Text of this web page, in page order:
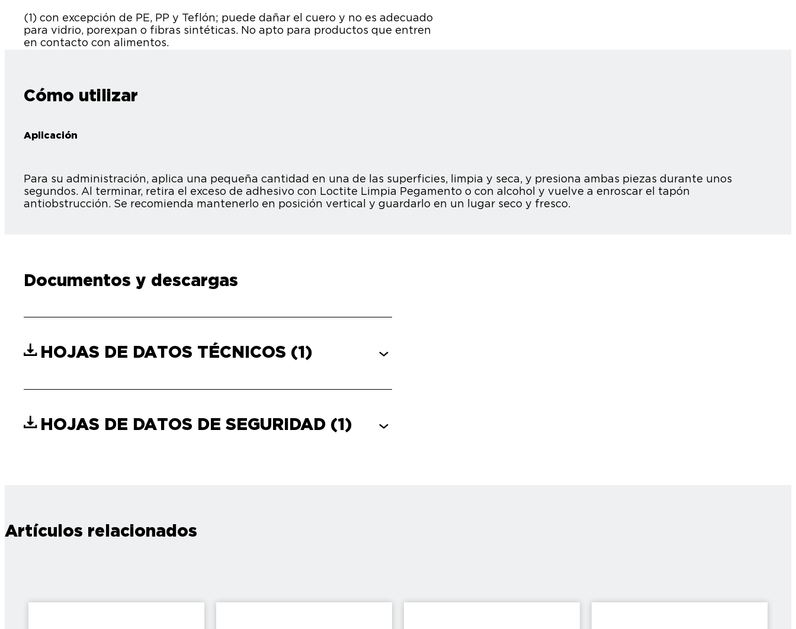
(1) con excepción de PE, PP y Teflón; puede dañar el cuero y no es adecuado
para vidrio, porexpan o fibras sintéticas. No apto para productos que entren
en contacto con alimentos.
Cómo utilizar
Aplicación
Para su administración, aplica una pequeña cantidad en una de las superficies, limpia y seca, y presiona ambas piezas durante unos
segundos. Al terminar, retira el exceso de adhesivo con Loctite Limpia Pegamento o con alcohol y vuelve a enroscar el tapón
antiobstrucción. Se recomienda mantenerlo en posición vertical y guardarlo en un lugar seco y fresco.
Documentos y descargas
HOJAS DE DATOS TÉCNICOS (1)
HOJAS DE DATOS DE SEGURIDAD (1)
Artículos relacionados